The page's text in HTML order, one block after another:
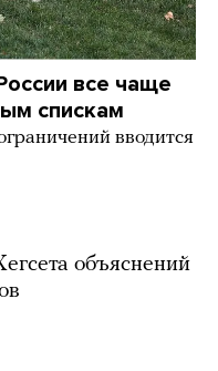
все чаще
спискам
вводится
объяснений